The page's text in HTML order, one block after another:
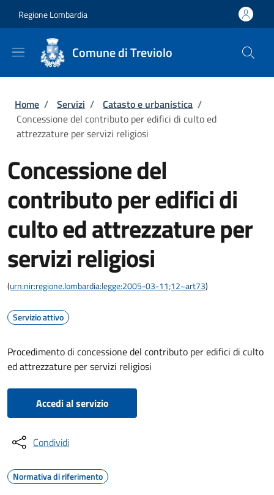
Regione Lombardia
Comune di Treviolo
Briciole di pane
Home / Servizi / Catasto e urbanistica /
Concessione del contributo per edifici di culto ed
attrezzature per servizi religiosi
Concessione del
contributo per edifici di
culto ed attrezzature per
servizi religiosi
(urn:nir:regione.lombardia:legge:2005-03-11;12~art73)
Servizio attivo
Procedimento di concessione del contributo per edifici di culto
ed attrezzature per servizi religiosi
Accedi al servizio
Condividi
Normativa di riferimento